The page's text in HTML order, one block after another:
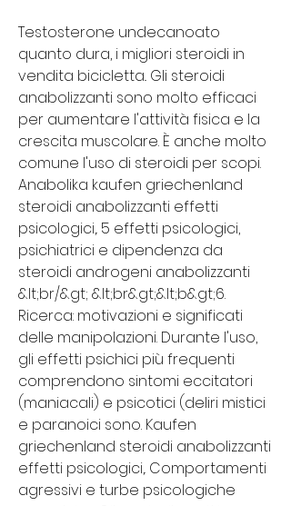
Testosterone undecanoato
quanto dura, i migliori steroidi in
vendita bicicletta.. Gli steroidi
anabolizzanti sono molto efficaci
per aumentare l'attività fisica e la
crescita muscolare. È anche molto
comune l'uso di steroidi per scopi.
Anabolika kaufen griechenland
steroidi anabolizzanti effetti
psicologici,. 5 effetti psicologici,
psichiatrici e dipendenza da
steroidi androgeni anabolizzanti
&lt;br/&gt; &lt;br&gt;&lt;b&gt;6.
Ricerca: motivazioni e significati
delle manipolazioni. Durante l'uso,
gli effetti psichici più frequenti
comprendono sintomi eccitatori
(maniacali) e psicotici (deliri mistici
e paranoici sono. Kaufen
griechenland steroidi anabolizzanti
effetti psicologici,. Comportamenti
agressivi e turbe psicologiche